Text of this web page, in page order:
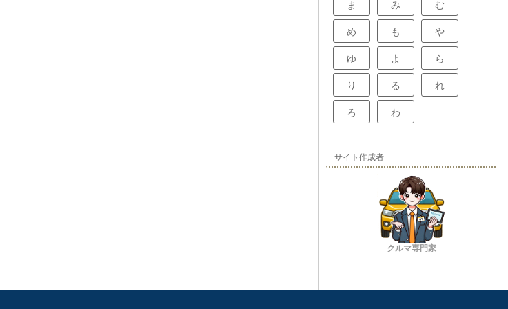
ま み む
め も や
ゆ よ ら
り る れ
ろ わ
サイト作成者
クルマ専門家